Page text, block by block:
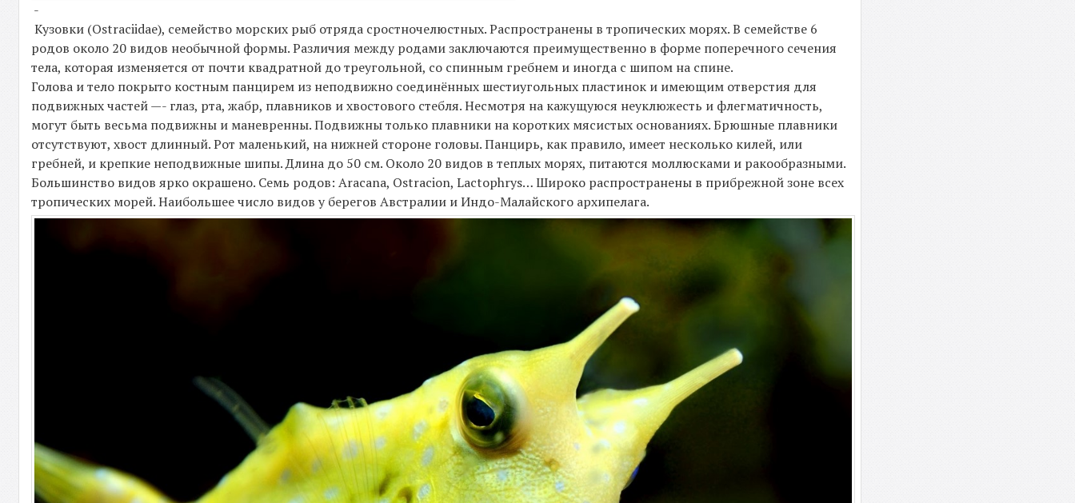
-
Кузовки (Ostraciidae), семейство морских рыб отряда сростночелюстных. Распространены в тропических морях. В семействе 6
родов около 20 видов необычной формы. Различия между родами заключаются преимущественно в форме поперечного сечения
тела, которая изменяется от почти квадратной до треугольной, со спинным гребнем и иногда с шипом на спине.
Голова и тело покрыто костным панцирем из неподвижно соединённых шестиугольных пластинок и имеющим отверстия для
подвижных частей —- глаз, рта, жабр, плавников и хвостового стебля. Несмотря на кажущуюся неуклюжесть и флегматичность,
могут быть весьма подвижны и маневренны. Подвижны только плавники на коротких мясистых основаниях. Брюшные плавники
отсутствуют, хвост длинный. Рот маленький, на нижней стороне головы. Панцирь, как правило, имеет несколько килей, или
гребней, и крепкие неподвижные шипы. Длина до 50 см. Около 20 видов в теплых морях, питаются моллюсками и ракообразными.
Большинство видов ярко окрашено. Семь родов: Aracana, Ostracion, Lactophrys… Широко распространены в прибрежной зоне всех
тропических морей. Наибольшее число видов у берегов Австралии и Индо-Малайского архипелага.